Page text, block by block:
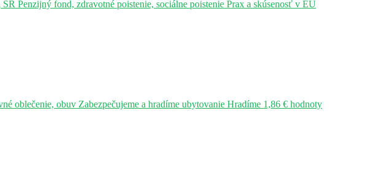
Penzijný fond, zdravotné poistenie, sociálne poistenie Prax a skúsenosť v EÚ
oblečenie, obuv Zabezpečujeme a hradíme ubytovanie Hradíme 1,86 € hodnoty